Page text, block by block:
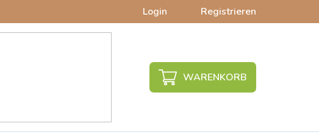
Login Registrieren
WARENKORB